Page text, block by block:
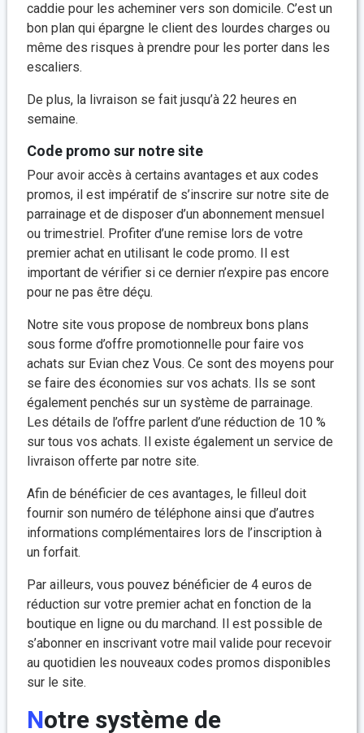
caddie pour les acheminer vers son domicile. C’est un
bon plan qui épargne le client des lourdes charges ou
même des risques à prendre pour les porter dans les
escaliers.
De plus, la livraison se fait jusqu’à 22 heures en
semaine.
Code promo sur notre site
Pour avoir accès à certains avantages et aux codes
promos, il est impératif de s’inscrire sur notre site de
parrainage et de disposer d’un abonnement mensuel
ou trimestriel. Profiter d’une remise lors de votre
premier achat en utilisant le code promo. Il est
important de vérifier si ce dernier n’expire pas encore
pour ne pas être déçu.
Notre site vous propose de nombreux bons plans
sous forme d’offre promotionnelle pour faire vos
achats sur Evian chez Vous. Ce sont des moyens pour
se faire des économies sur vos achats. Ils se sont
également penchés sur un système de parrainage.
Les détails de l’offre parlent d’une réduction de 10 %
sur tous vos achats. Il existe également un service de
livraison offerte par notre site.
Afin de bénéficier de ces avantages, le filleul doit
fournir son numéro de téléphone ainsi que d’autres
informations complémentaires lors de l’inscription à
un forfait.
Par ailleurs, vous pouvez bénéficier de 4 euros de
réduction sur votre premier achat en fonction de la
boutique en ligne ou du marchand. Il est possible de
s’abonner en inscrivant votre mail valide pour recevoir
au quotidien les nouveaux codes promos disponibles
sur le site.
Notre système de